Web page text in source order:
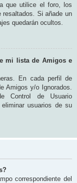
que utilice el foro, los
resaltados. Si añade un
quedarán ocultos.
mi lista de Amigos e
En cada perfil de
Amigos y/o Ignorados.
Control de Usuario
usuarios de su
correspondiente del